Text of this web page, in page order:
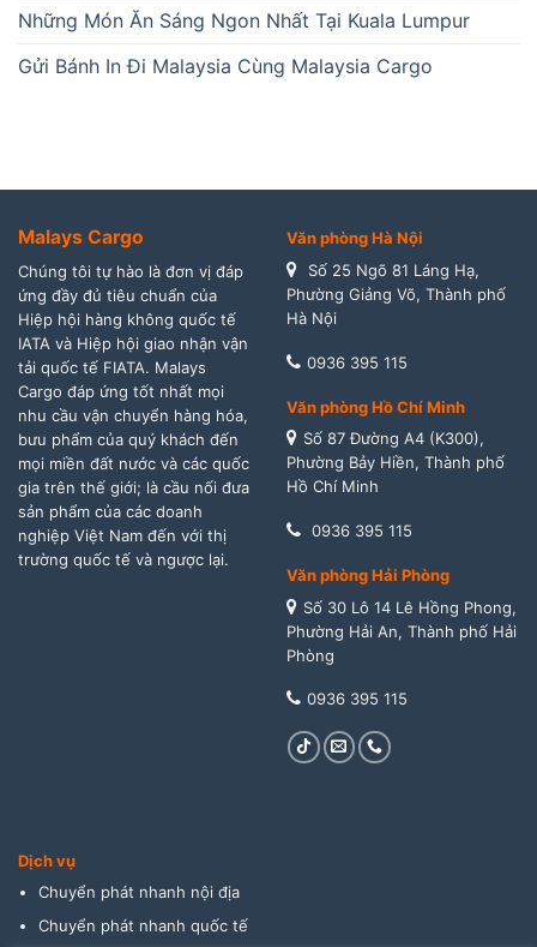
Những Món Ăn Sáng Ngon Nhất Tại Kuala Lumpur
Gửi Bánh In Đi Malaysia Cùng Malaysia Cargo
Malays Cargo
Chúng tôi tự hào là đơn vị đáp
ứng đầy đủ tiêu chuẩn của
Hiệp hội hàng không quốc tế
IATA và Hiệp hội giao nhận vận
tải quốc tế FIATA. Malays
Cargo đáp ứng tốt nhất mọi
nhu cầu vận chuyển hàng hóa,
bưu phẩm của quý khách đến
mọi miền đất nước và các quốc
gia trên thế giới; là cầu nối đưa
sản phẩm của các doanh
nghiệp Việt Nam đến với thị
trường quốc tế và ngược lại.
Văn phòng Hà Nội
Số 25 Ngõ 81 Láng Hạ,
Phường Giảng Võ, Thành phố
Hà Nội
0936 395 115
Văn phòng Hồ Chí Minh
Số 87 Đường A4 (K300),
Phường Bảy Hiền, Thành phố
Hồ Chí Minh
0936 395 115
Văn phòng Hải Phòng
Số 30 Lô 14 Lê Hồng Phong,
Phường Hải An, Thành phố Hải
Phòng
0936 395 115
Dịch vụ
Chuyển phát nhanh nội địa
Chuyển phát nhanh quốc tế